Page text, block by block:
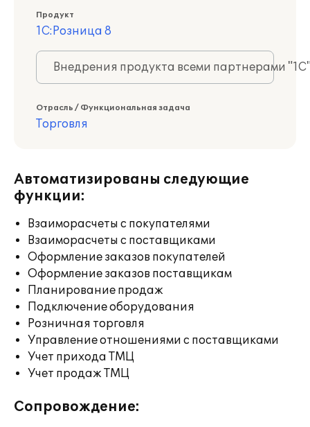
Продукт
1С:Розница 8
Внедрения продукта всеми партнерами
Отрасль / Функциональная задача
Торговля
Автоматизированы следующие
функции:
Взаиморасчеты с покупателями
Взаиморасчеты с поставщиками
Оформление заказов покупателей
Оформление заказов поставщикам
Планирование продаж
Подключение оборудования
Розничная торговля
Управление отношениями с поставщиками
Учет прихода ТМЦ
Учет продаж ТМЦ
Сопровождение: